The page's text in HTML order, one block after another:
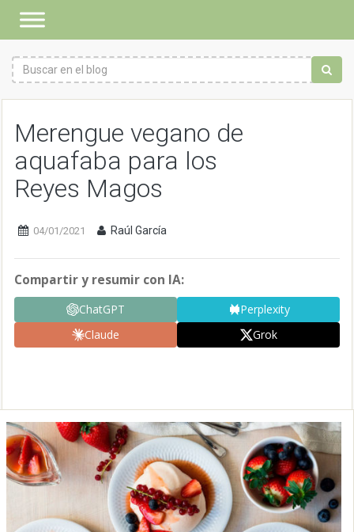
Merengue vegano de
aquafaba para los
Reyes Magos
04/01/2021 Raúl García
Compartir y resumir con IA:
ChatGPT
Perplexity
Claude
Grok